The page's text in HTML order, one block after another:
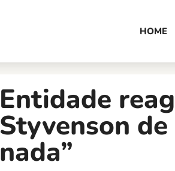
HOME
Entidade
Styvenson
nada”